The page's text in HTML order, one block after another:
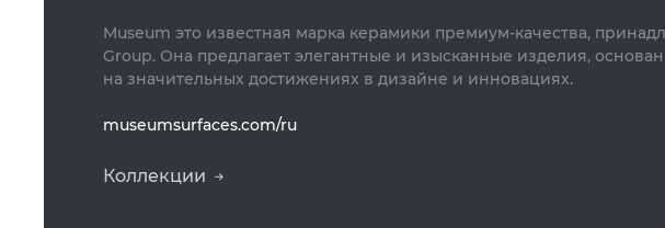
Museum это известная марка керамики премиум-качества,
Group. Она предлагает элегантные и изысканные изделия,
на значительных достижениях в дизайне и инновациях.
museumsurfaces.com/ru
Коллекции